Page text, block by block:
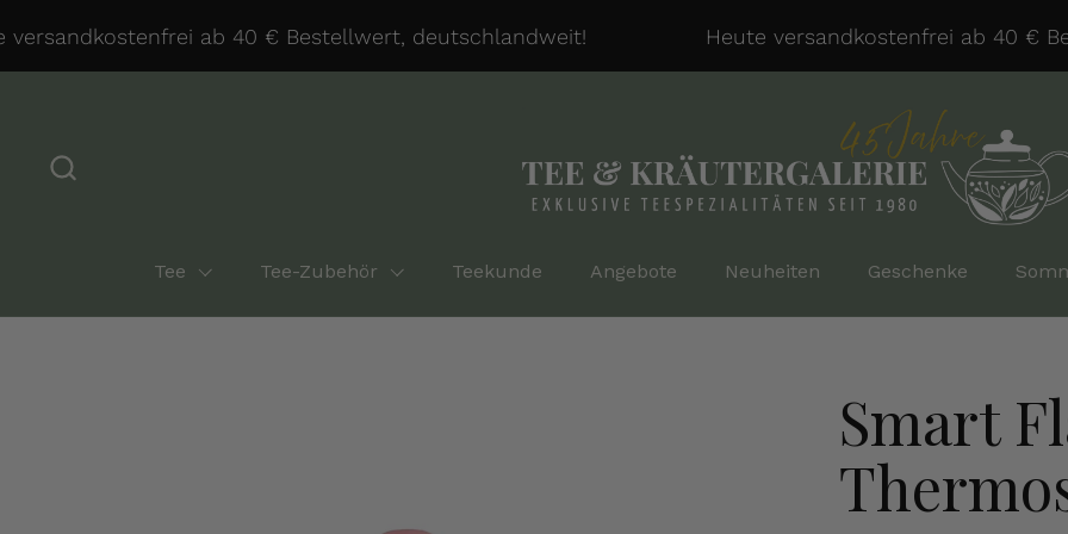
ab 40 € Bestellwert, deutschlandweit! Heute versandkostenfrei ab 40 €
Tee Tee-Zubehör Teekunde Angebote Neuheiten Geschenke
Smart